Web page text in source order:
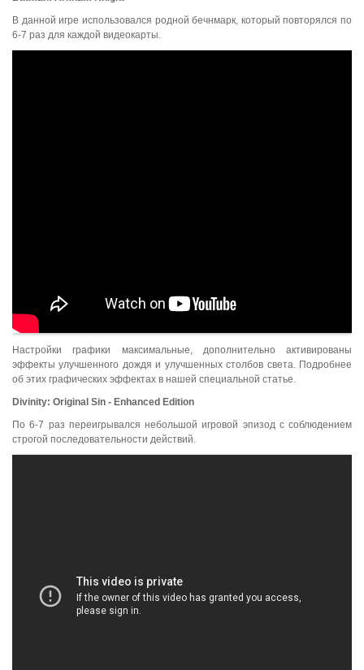
В данной игре использовался родной бечнмарк, который повторялся по
6-7 раз для каждой видеокарты.
Настройки графики максимальные, дополнительно активированы
эффекты улучшенного дождя и улучшенных столбов света. Подробнее
об этих графических эффектах в нашей специальной статье.
Divinity: Original Sin - Enhanced Edition
По 6-7 раз переигрывался небольшой игровой эпизод с соблюдением
строгой последовательности действий.